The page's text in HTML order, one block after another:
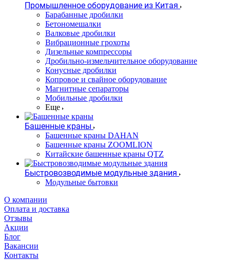
Промышленное оборудование из Китая
Барабанные дробилки
Бетономешалки
Валковые дробилки
Вибрационные грохоты
Дизельные компрессоры
Дробильно-измельчительное оборудование
Конусные дробилки
Копровое и свайное оборудование
Магнитные сепараторы
Мобильные дробилки
Еще
Башенные краны
Башенные краны DAHAN
Башенные краны ZOOMLION
Китайские башенные краны QTZ
Быстровозводимые модульные здания
Модульные бытовки
О компании
Оплата и доставка
Отзывы
Акции
Блог
Вакансии
Контакты